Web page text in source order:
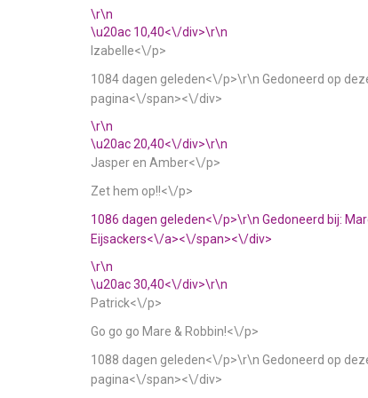
\r\n
\u20ac 10,40<\/div>\r\n
Izabelle<\/p>
1084 dagen geleden<\/p>\r\n Gedoneerd op
pagina<\/span><\/div>
\r\n
\u20ac 20,40<\/div>\r\n
Jasper en Amber<\/p>
Zet hem op!!<\/p>
1086 dagen geleden<\/p>\r\n Gedoneerd bij:
Eijsackers<\/a><\/span><\/div>
\r\n
\u20ac 30,40<\/div>\r\n
Patrick<\/p>
Go go go Mare & Robbin!<\/p>
1088 dagen geleden<\/p>\r\n Gedoneerd op
pagina<\/span><\/div>